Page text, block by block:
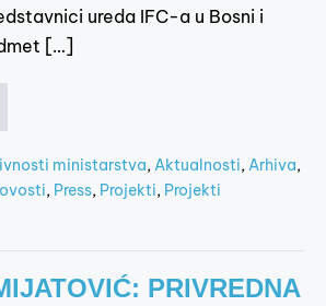
ureda IFC-a u Bosni i
[…]
ministarstva,Aktualnosti,Arhiva,
, Press, Projekti, Projekti
PRIVREDNA